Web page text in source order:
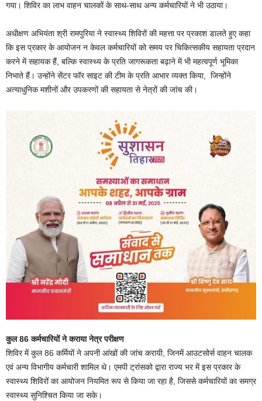
गया। शिविर का लाभ वाहन चालकों के साथ-साथ अन्य कर्मचारियों ने भी उठाया।
अधीक्षण अभियंता श्री रामपुरिया ने स्वास्थ्य शिविरों की महत्ता पर प्रकाश डालते हुए कहा
कि इस प्रकार के आयोजन न केवल कर्मचारियों को समय पर चिकित्सकीय सहायता प्रदान
करने में सहायक हैं, बल्कि स्वास्थ्य के प्रति जागरूकता बढ़ाने में भी महत्वपूर्ण भूमिका
निभाते हैं। उन्होंने सेंटर फॉर साइट की टीम के प्रति आभार व्यक्त किया, जिन्होंने
अत्याधुनिक मशीनों और उपकरणों की सहायता से नेत्रों की जांच की।
कुल 86 कर्मचारियों ने कराया नेत्र परीक्षण
शिविर में कुल 86 कर्मियों ने अपनी आंखों की जांच करायी, जिनमें आउटसोर्स वाहन चालक
एवं अन्य विभागीय कर्मचारी शामिल थे। एमपी ट्रांसको द्वारा राज्य भर में इस प्रकार के
स्वास्थ्य शिविरों का आयोजन नियमित रूप से किया जा रहा है, जिससे कर्मचारियों का समग्र
स्वास्थ्य सुनिश्चित किया जा सके।